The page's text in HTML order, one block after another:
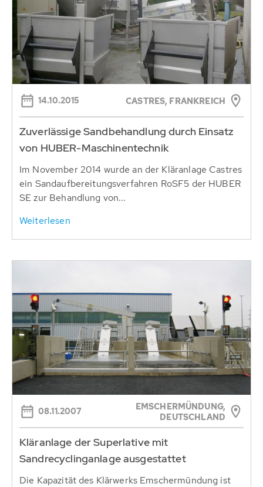
14.10.2015 CASTRES, FRANKREICH
Zuverlässige Sandbehandlung durch Einsatz
von HUBER-Maschinentechnik
Im November 2014 wurde an der Kläranlage Castres
ein Sandaufbereitungsverfahren RoSF5 der HUBER
SE zur Behandlung von...
Weiterlesen
08.11.2007
EMSCHERMÜNDUNG,
DEUTSCHLAND
Kläranlage der Superlative mit
Sandrecyclinganlage ausgestattet
Die Kapazität des Klärwerks Emschermündung ist